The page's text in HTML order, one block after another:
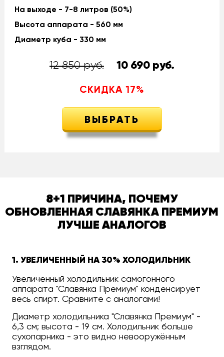
На выходе - 7-8 литров (50%)
Высота аппарата - 560 мм
Диаметр куба - 330 мм
12 850 руб. 10 690руб.
СКИДКА 17%
ВЫБРАТЬ
8+1 ПРИЧИНА, ПОЧЕМУ
ОБНОВЛЕННАЯ СЛАВЯНКА ПРЕМИУМ
ЛУЧШЕ АНАЛОГОВ
1. УВЕЛИЧЕННЫЙ НА 30% ХОЛОДИЛЬНИК
Увеличенный холодильник самогонного
аппарата "Славянка Премиум" конденсирует
весь спирт. Сравните с аналогами!
Диаметр холодильника "Славянка Премиум" -
6,3 см; высота - 19 см. Холодильник больше
сухопарника - это видно невооружённым
взглядом.